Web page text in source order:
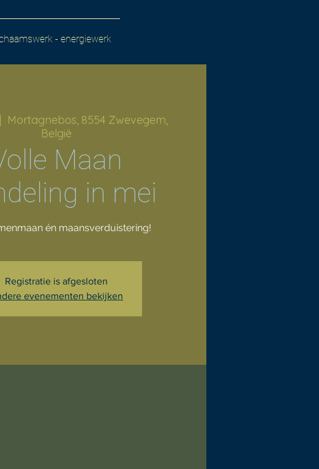
- energiewerk
Mortagnebos, 8554 Zwevegem,
België
Maan
in mei
én maansverduistering!
Registratie is afgesloten
evenementen bekijken